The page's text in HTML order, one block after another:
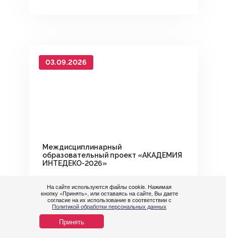
На сайте используются файлы cookie. Нажимая
кнопку «Принять», или оставаясь на сайте, Вы даете
согласие на их использование в соответствии с
Политикой обработки персональных данных
Принять
03.09.2026
Междисциплинарный
образовательный проект «АКАДЕМИЯ
ИНТЕДЕКО-2026»